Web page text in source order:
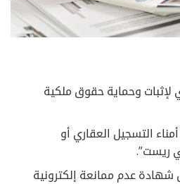
لإثبات وحماية حقوق ملكية
التسجيل العقاري أو
ريست”.
شهادة عدم ممانعة إلكترونية